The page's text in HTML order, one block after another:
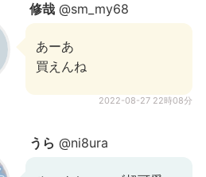
修哉 @sm_my68
あーあ
買えんね
2022-08-27 22時08分
うら @ni8ura